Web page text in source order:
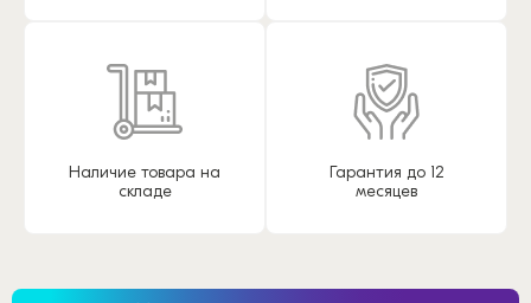
Наличие товара на
складе
Гарантия до 12
месяцев